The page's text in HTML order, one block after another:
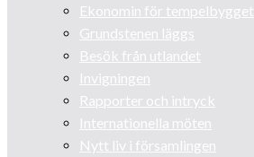
Ekonomin för tempelbygget
Grundstenen läggs
Besök från utlandet
Invigningen
Rapporter och intryck
Internationella möten
Nytt liv i församlingen